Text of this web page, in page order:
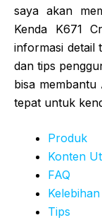
saya akan
Kenda K671
informasi detail
dan tips
bisa
tepat untuk
Produk
Konten
FAQ
Tips